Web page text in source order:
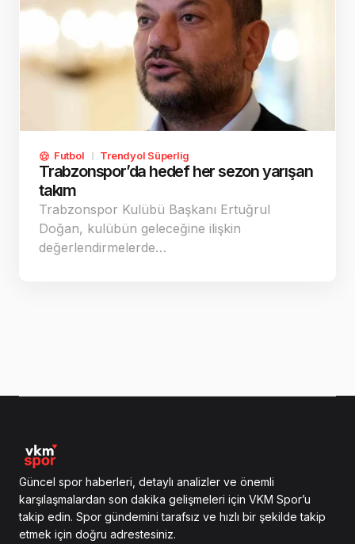
Futbol Trendyol Süperlig
Trabzonspor’da hedef her sezon yarışan
takım
Trabzonspor Kulübü Başkanı Ertuğrul
Doğan, kulübün geleceğine ilişkin
değerlendirmelerde…
Güncel spor haberleri, detaylı analizler ve önemli
karşılaşmalardan son dakika gelişmeleri için VKM Spor’u
takip edin. Spor gündemini tarafsız ve hızlı bir şekilde takip
etmek için doğru adrestesiniz.